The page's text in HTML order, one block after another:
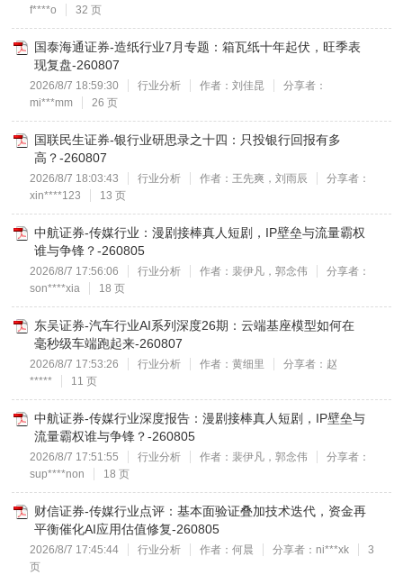
f****o
32 页
国泰海通证券-造纸行业7月专题：箱瓦纸十年起伏，旺季表
现复盘-260807
2026/8/7 18:59:30 行业分析 作者：刘佳昆
分享者：
mi***mm
26 页
国联民生证券-银行业研思录之十四：只投银行回报有多
高？-260807
2026/8/7 18:03:43 行业分析 作者：王先爽，刘雨辰
分享者：
xin****123
13 页
中航证券-传媒行业：漫剧接棒真人短剧，IP壁垒与流量霸权
谁与争锋？-260805
2026/8/7 17:56:06 行业分析 作者：裴伊凡，郭念伟
分享者：
son****xia
18 页
东吴证券-汽车行业AI系列深度26期：云端基座模型如何在
毫秒级车端跑起来-260807
2026/8/7 17:53:26 行业分析 作者：黄细里
分享者：赵
*****
11 页
中航证券-传媒行业深度报告：漫剧接棒真人短剧，IP壁垒与
流量霸权谁与争锋？-260805
2026/8/7 17:51:55 行业分析 作者：裴伊凡，郭念伟
分享者：
sup****non
18 页
财信证券-传媒行业点评：基本面验证叠加技术迭代，资金再
平衡催化AI应用估值修复-260805
2026/8/7 17:45:44 行业分析 作者：何晨 分享者：ni***xk
3
页